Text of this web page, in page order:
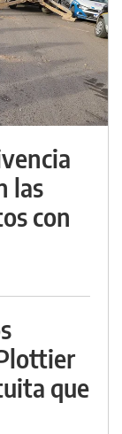
las
con
que